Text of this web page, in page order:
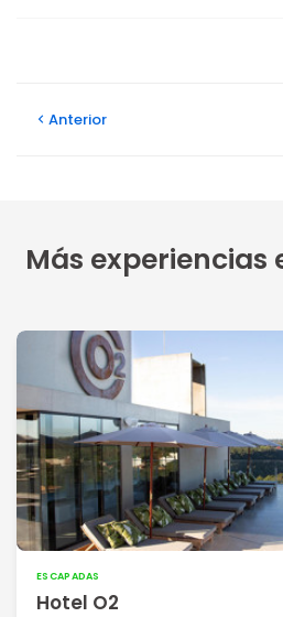
Anterior
Más experiencias
ESCAPADAS
Hotel O2